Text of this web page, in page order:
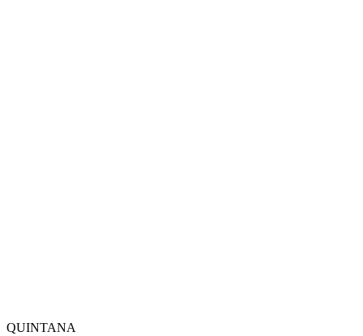
QUINTANA